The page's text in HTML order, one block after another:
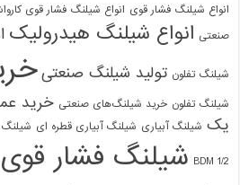
انواع شیلنگ فشار قوی انواع شیلنگ فشار قوی
صنعتی انواع شیلنگ هیدرولیک
شیلنگ تفلون تولید شیلنگ صنعتی
شیلنگ تفلون خرید شیلنگ‌های صنعتی خرید
یک شیلنگ آبیاری شیلنگ آبیاری قطره ای شیلنگ
1/2 BDM شیلنگ فشار